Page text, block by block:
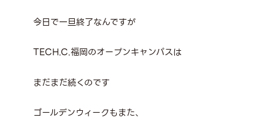
今日で一旦終了なんですが
TECH.C.福岡のオープンキャンパスは
まだまだ続くのです
ゴールデンウィークもまた、